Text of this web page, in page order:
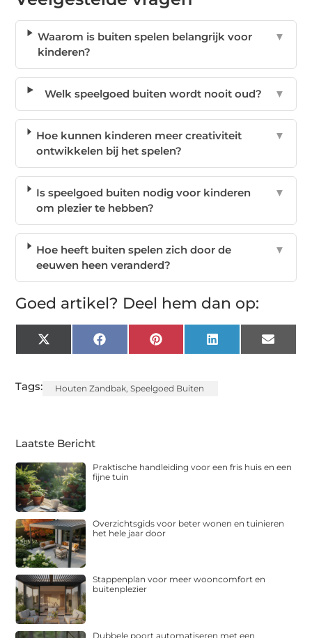
Waarom is buiten spelen belangrijk voor
kinderen?
▼
Welk speelgoed buiten wordt nooit oud? ▼
Hoe kunnen kinderen meer creativiteit
ontwikkelen bij het spelen?
▼
Is speelgoed buiten nodig voor kinderen
om plezier te hebben?
▼
Hoe heeft buiten spelen zich door de
eeuwen heen veranderd?
▼
Goed artikel? Deel hem dan op:
X
(Twitter)
FacebookPinterest LinkedIn Email
Tags: Houten Zandbak,Speelgoed Buiten
Laatste Bericht
Praktische handleiding voor een fris huis en een
fijne tuin
Overzichtsgids voor beter wonen en tuinieren
het hele jaar door
Stappenplan voor meer wooncomfort en
buitenplezier
Dubbele poort automatiseren met een